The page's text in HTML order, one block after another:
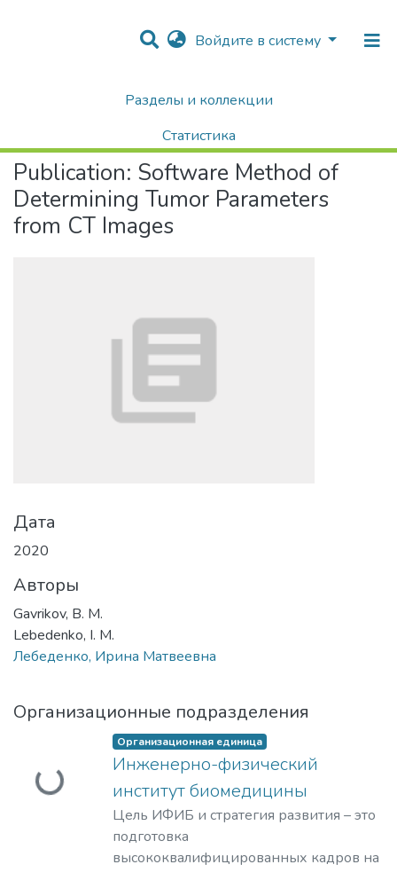
Войдите в систему
Разделы и коллекции
Статистика
Поиск
Научные публикации / Препринты
Publication: Software Method of
Determining Tumor Parameters
from CT Images
Дата
2020
Авторы
Gavrikov, B. M.
Lebedenko, I. M.
Лебеденко, Ирина Матвеевна
Организационные подразделения
Загружается...Организационная единица
Инженерно-физический
институт биомедицины
Цель ИФИБ и стратегия развития – это
подготовка
высококвалифицированных кадров на